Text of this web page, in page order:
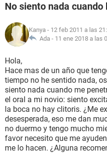
NUTRICIÓN
BIENESTAR
SEXUALIDAD
GLOSARIO
No siento nada cuando
Kanya - 12 feb 2011 a las
Ada - 11 ene 2018 a las
Hola,
Hace mas de un año que
tiempo no he sentido nada,
siento nada cuando me
el oral a mi novio: siento
la boca no hay clitoris. ¿Me
desesperada, eso me dan
no duermo y tengo mucho
favor necesito que me
me lo hacen. ¿Alguna